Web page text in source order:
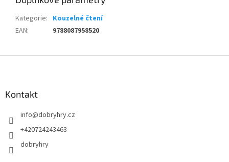
Kategorie: Kouzelné čtení
EAN: 9788087958520
Kontakt
info@dobryhry.cz
+420724243463
dobryhry